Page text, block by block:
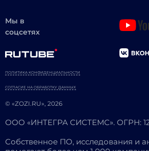
Мы в
соцсетях
© «ZOZI.RU», 2026
ПОЛИТИКА КОНФИДЕНЦИАЛЬНОСТИ
СОГЛАСИЕ НА ОБРАБОТКУ ДАННЫХ
ООО «ИНТЕГРА СИСТЕМС». ОГРН:
Собственное ПО, исследования и